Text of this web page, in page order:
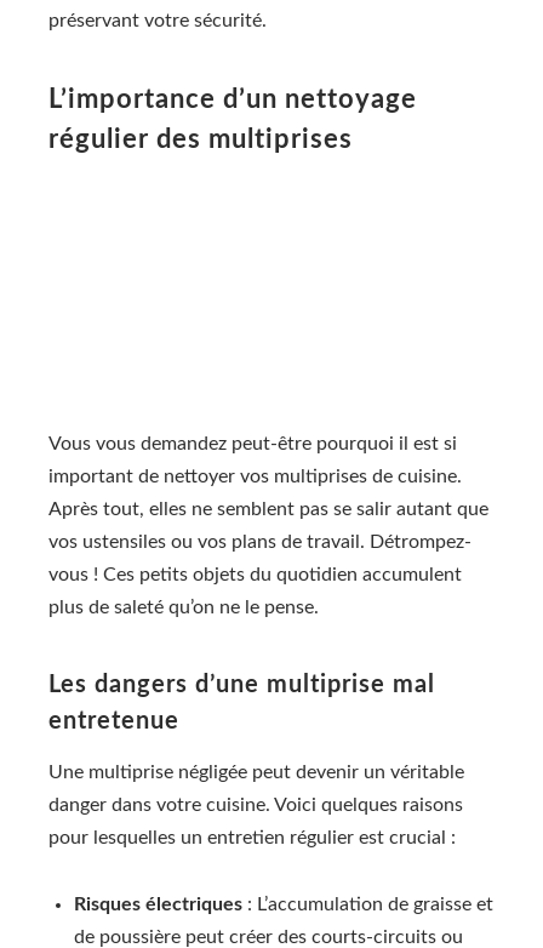
préservant votre sécurité.
L’importance d’un nettoyage
régulier des multiprises
Vous vous demandez peut-être pourquoi il est si
important de nettoyer vos multiprises de cuisine.
Après tout, elles ne semblent pas se salir autant que
vos ustensiles ou vos plans de travail. Détrompez-
vous ! Ces petits objets du quotidien accumulent
plus de saleté qu’on ne le pense.
Les dangers d’une multiprise mal
entretenue
Une multiprise négligée peut devenir un véritable
danger dans votre cuisine. Voici quelques raisons
pour lesquelles un entretien régulier est crucial :
Risques électriques : L’accumulation de graisse et
de poussière peut créer des courts-circuits ou